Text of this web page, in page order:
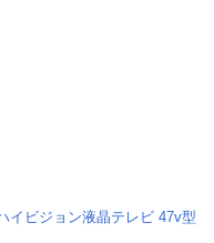
イビジョン液晶テレビ 47v型